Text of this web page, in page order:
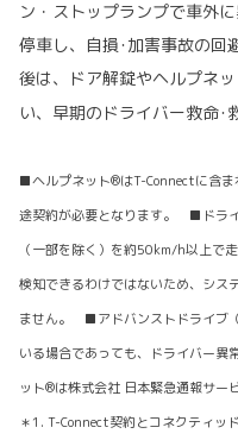
ン・ストップランプで車外
停車し、自損･加害事故の回
後は、ドア解錠やヘルプネ
い、早期のドライバー救命･
■ヘルプネット®はT-Connectに含ま
途契約が必要となります。 ■ドラ
（一部を除く）を約50km/h以上で
検知できるわけではないため、シス
ません。 ■アドバンストドライブ
いる場合であっても、ドライバー
ット®は株式会社 日本緊急通報サー
＊1. T-Connect契約とコネクティッ